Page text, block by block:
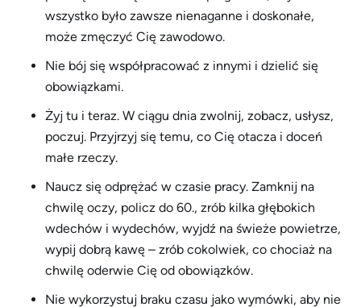
wszystko było zawsze nienaganne i doskonałe,
może zmęczyć Cię zawodowo.
Nie bój się współpracować z innymi i dzielić się
obowiązkami.
Żyj tu i teraz. W ciągu dnia zwolnij, zobacz, usłysz,
poczuj. Przyjrzyj się temu, co Cię otacza i doceń
małe rzeczy.
Naucz się odprężać w czasie pracy. Zamknij na
chwilę oczy, policz do 60., zrób kilka głębokich
wdechów i wydechów, wyjdź na świeże powietrze,
wypij dobrą kawę – zrób cokolwiek, co chociaż na
chwilę oderwie Cię od obowiązków.
Nie wykorzystuj braku czasu jako wymówki, aby nie